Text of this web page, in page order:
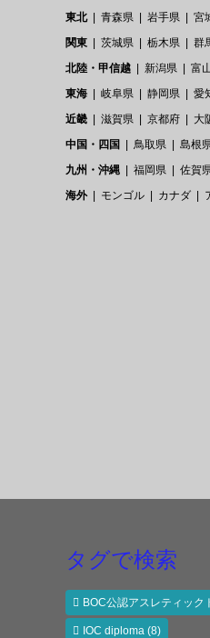
東北
青森県 岩手県 宮
関東
茨城県 栃木県 群
北陸・甲信越
新潟県 富
東海
岐阜県 静岡県 愛
近畿
滋賀県 京都府 大
中国・四国
鳥取県 島根
九州・沖縄
福岡県 佐賀
海外
モンゴル カナダ
タグで検索
BOC公認アスレティック
IOC diploma (8)